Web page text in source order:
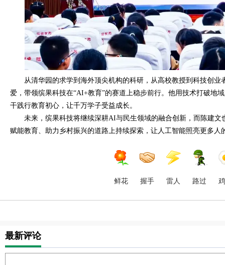
从清华园的求学到海外顶尖机构的科研，从高校教授到科技创业
爱，带领缤果科技在“AI+教育”的赛道上稳步前行。他用技术打破地
干践行教育初心，让千万学子受益成长。
未来，缤果科技将继续深耕AI与民生领域的融合创新，而陈建文
赋能教育、助力乡村振兴的道路上持续探索，让人工智能照亮更多人
鲜花 握手 雷人 路过
最新评论